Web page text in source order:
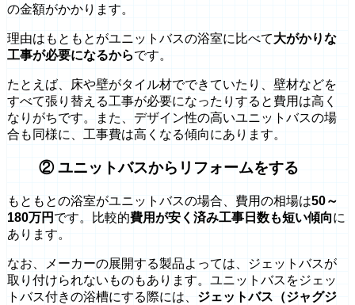
の金額がかかります。
理由はもともとがユニットバスの浴室に比べて大がかりな
工事が必要になるからです。
たとえば、床や壁がタイル材でできていたり、壁材などを
すべて張り替える工事が必要になったりすると費用は高く
なりがちです。また、デザイン性の高いユニットバスの場
合も同様に、工事費は高くなる傾向にあります。
② ユニットバスからリフォームをする
もともとの浴室がユニットバスの場合、費用の相場は50～
180万円 です。比較的費用が安く済み工事日数も短い傾向に
あります。
なお、メーカーの展開する製品よっては、ジェットバスが
取り付けられないものもあります。ユニットバスをジェッ
トバス付きの浴槽にする際には、 ジェットバス（ジャグジ